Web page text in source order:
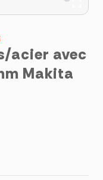
acier avec
Makita